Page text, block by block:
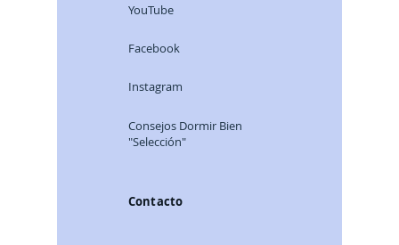
YouTube
Facebook
Instagram
Consejos Dormir Bien
"Selección"
Contacto